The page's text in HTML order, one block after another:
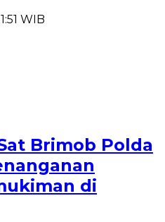
WIB
Brimob Polda
di